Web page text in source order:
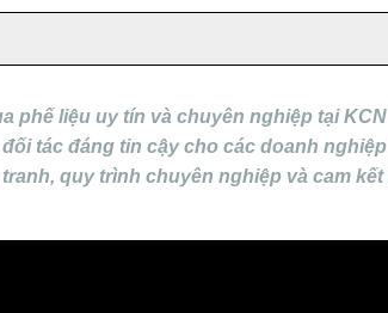
phế liệu uy tín và chuyên nghiệp tại
tác đáng tin cậy cho các doanh
quy trình chuyên nghiệp và cam